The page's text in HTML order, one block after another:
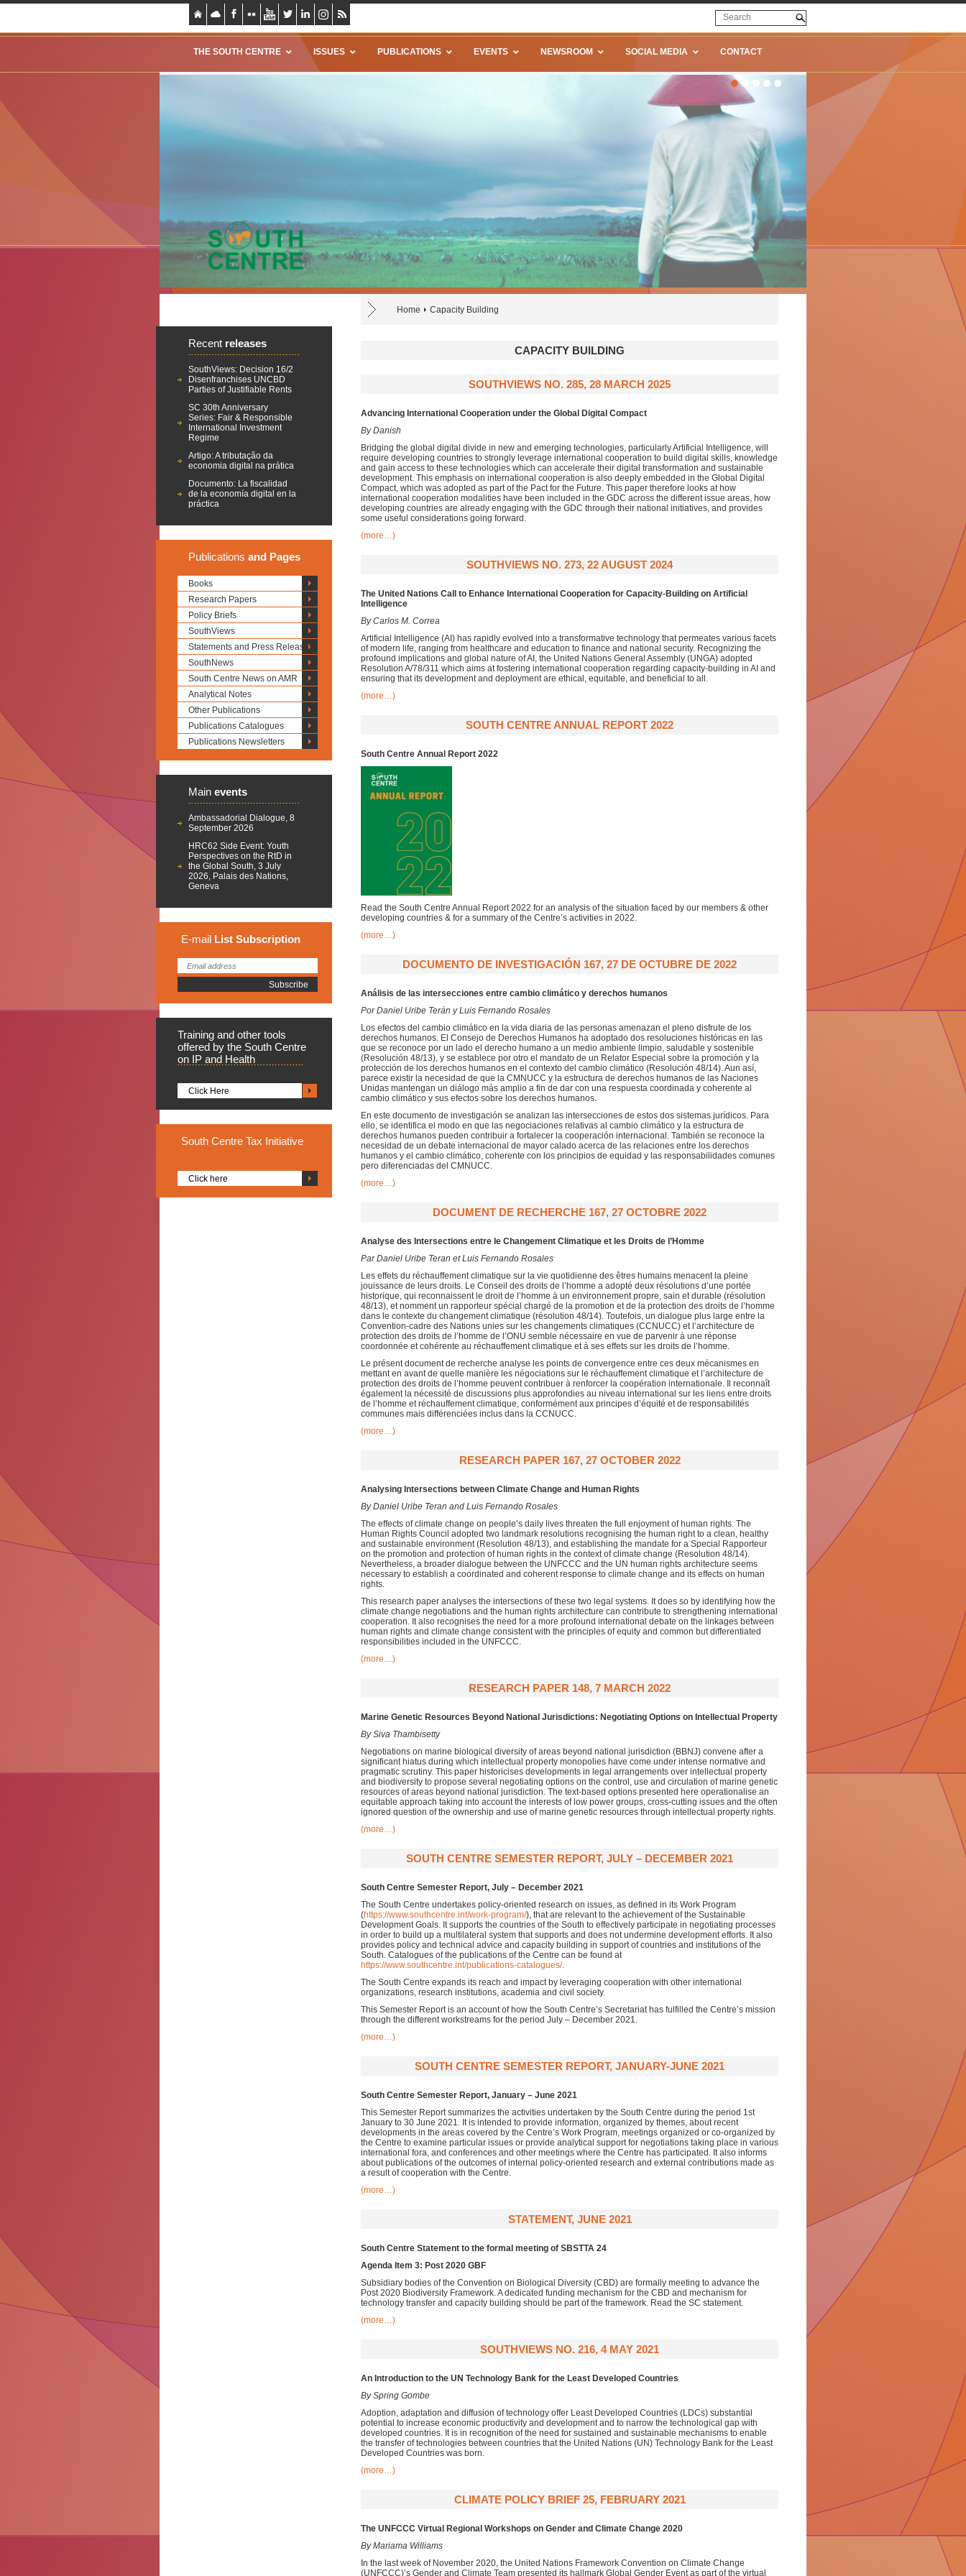
THE SOUTH CENTRE ISSUES PUBLICATIONS EVENTS NEWSROOM SOCIAL MEDIA CONTACT
Home Capacity Building
Recent releases
SouthViews: Decision 16/2
Disenfranchises UNCBD
Parties of Justifiable Rents
SC 30th Anniversary
Series: Fair & Responsible
International Investment
Regime
Artigo: A tributação da
economia digital na prática
Documento: La fiscalidad
de la economía digital en la
práctica
Publications and Pages
Books
Research Papers
Policy Briefs
SouthViews
Statements and Press Releases
SouthNews
South Centre News on AMR
Analytical Notes
Other Publications
Publications Catalogues
Publications Newsletters
Main events
Ambassadorial Dialogue, 8
September 2026
HRC62 Side Event: Youth
Perspectives on the RtD in
the Global South, 3 July
2026, Palais des Nations,
Geneva
E-mail List Subscription
Training and other tools
offered by the South Centre
on IP and Health
Click Here
South Centre Tax Initiative
Click here
CAPACITY BUILDING
SOUTHVIEWS NO. 285, 28 MARCH 2025
Advancing International Cooperation under the Global Digital Compact
By Danish
Bridging the global digital divide in new and emerging technologies, particularly Artificial Intelligence, will
require developing countries to strongly leverage international cooperation to build digital skills, knowledge
and gain access to these technologies which can accelerate their digital transformation and sustainable
development. This emphasis on international cooperation is also deeply embedded in the Global Digital
Compact, which was adopted as part of the Pact for the Future. This paper therefore looks at how
international cooperation modalities have been included in the GDC across the different issue areas, how
developing countries are already engaging with the GDC through their national initiatives, and provides
some useful considerations going forward.
(more…)
SOUTHVIEWS NO. 273, 22 AUGUST 2024
The United Nations Call to Enhance International Cooperation for Capacity-Building on Artificial
Intelligence
By Carlos M. Correa
Artificial Intelligence (AI) has rapidly evolved into a transformative technology that permeates various facets
of modern life, ranging from healthcare and education to finance and national security. Recognizing the
profound implications and global nature of AI, the United Nations General Assembly (UNGA) adopted
Resolution A/78/311 which aims at fostering international cooperation regarding capacity-building in AI and
ensuring that its development and deployment are ethical, equitable, and beneficial to all.
(more…)
SOUTH CENTRE ANNUAL REPORT 2022
South Centre Annual Report 2022
Read the South Centre Annual Report 2022 for an analysis of the situation faced by our members & other
developing countries & for a summary of the Centre’s activities in 2022.
(more…)
DOCUMENTO DE INVESTIGACIÓN 167, 27 DE OCTUBRE DE 2022
Análisis de las intersecciones entre cambio climático y derechos humanos
Por Daniel Uribe Terán y Luis Fernando Rosales
Los efectos del cambio climático en la vida diaria de las personas amenazan el pleno disfrute de los
derechos humanos. El Consejo de Derechos Humanos ha adoptado dos resoluciones históricas en las
que se reconoce por un lado el derecho humano a un medio ambiente limpio, saludable y sostenible
(Resolución 48/13), y se establece por otro el mandato de un Relator Especial sobre la promoción y la
protección de los derechos humanos en el contexto del cambio climático (Resolución 48/14). Aun así,
parece existir la necesidad de que la CMNUCC y la estructura de derechos humanos de las Naciones
Unidas mantengan un diálogo más amplio a fin de dar con una respuesta coordinada y coherente al
cambio climático y sus efectos sobre los derechos humanos.
En este documento de investigación se analizan las intersecciones de estos dos sistemas jurídicos. Para
ello, se identifica el modo en que las negociaciones relativas al cambio climático y la estructura de
derechos humanos pueden contribuir a fortalecer la cooperación internacional. También se reconoce la
necesidad de un debate internacional de mayor calado acerca de las relaciones entre los derechos
humanos y el cambio climático, coherente con los principios de equidad y las responsabilidades comunes
pero diferenciadas del CMNUCC.
(more…)
DOCUMENT DE RECHERCHE 167, 27 OCTOBRE 2022
Analyse des Intersections entre le Changement Climatique et les Droits de l’Homme
Par Daniel Uribe Teran et Luis Fernando Rosales
Les effets du réchauffement climatique sur la vie quotidienne des êtres humains menacent la pleine
jouissance de leurs droits. Le Conseil des droits de l’homme a adopté deux résolutions d’une portée
historique, qui reconnaissent le droit de l’homme à un environnement propre, sain et durable (résolution
48/13), et nomment un rapporteur spécial chargé de la promotion et de la protection des droits de l’homme
dans le contexte du changement climatique (résolution 48/14). Toutefois, un dialogue plus large entre la
Convention-cadre des Nations unies sur les changements climatiques (CCNUCC) et l’architecture de
protection des droits de l’homme de l’ONU semble nécessaire en vue de parvenir à une réponse
coordonnée et cohérente au réchauffement climatique et à ses effets sur les droits de l’homme.
Le présent document de recherche analyse les points de convergence entre ces deux mécanismes en
mettant en avant de quelle manière les négociations sur le réchauffement climatique et l’architecture de
protection des droits de l’homme peuvent contribuer à renforcer la coopération internationale. Il reconnaît
également la nécessité de discussions plus approfondies au niveau international sur les liens entre droits
de l’homme et réchauffement climatique, conformément aux principes d’équité et de responsabilités
communes mais différenciées inclus dans la CCNUCC.
(more…)
RESEARCH PAPER 167, 27 OCTOBER 2022
Analysing Intersections between Climate Change and Human Rights
By Daniel Uribe Teran and Luis Fernando Rosales
The effects of climate change on people’s daily lives threaten the full enjoyment of human rights. The
Human Rights Council adopted two landmark resolutions recognising the human right to a clean, healthy
and sustainable environment (Resolution 48/13), and establishing the mandate for a Special Rapporteur
on the promotion and protection of human rights in the context of climate change (Resolution 48/14).
Nevertheless, a broader dialogue between the UNFCCC and the UN human rights architecture seems
necessary to establish a coordinated and coherent response to climate change and its effects on human
rights.
This research paper analyses the intersections of these two legal systems. It does so by identifying how the
climate change negotiations and the human rights architecture can contribute to strengthening international
cooperation. It also recognises the need for a more profound international debate on the linkages between
human rights and climate change consistent with the principles of equity and common but differentiated
responsibilities included in the UNFCCC.
(more…)
RESEARCH PAPER 148, 7 MARCH 2022
Marine Genetic Resources Beyond National Jurisdictions: Negotiating Options on Intellectual Property
By Siva Thambisetty
Negotiations on marine biological diversity of areas beyond national jurisdiction (BBNJ) convene after a
significant hiatus during which intellectual property monopolies have come under intense normative and
pragmatic scrutiny. This paper historicises developments in legal arrangements over intellectual property
and biodiversity to propose several negotiating options on the control, use and circulation of marine genetic
resources of areas beyond national jurisdiction. The text-based options presented here operationalise an
equitable approach taking into account the interests of low power groups, cross-cutting issues and the often
ignored question of the ownership and use of marine genetic resources through intellectual property rights.
(more…)
SOUTH CENTRE SEMESTER REPORT, JULY – DECEMBER 2021
South Centre Semester Report, July – December 2021
The South Centre undertakes policy-oriented research on issues, as defined in its Work Program
(https://www.southcentre.int/work-program/), that are relevant to the achievement of the Sustainable
Development Goals. It supports the countries of the South to effectively participate in negotiating processes
in order to build up a multilateral system that supports and does not undermine development efforts. It also
provides policy and technical advice and capacity building in support of countries and institutions of the
South. Catalogues of the publications of the Centre can be found at
https://www.southcentre.int/publications-catalogues/.
The South Centre expands its reach and impact by leveraging cooperation with other international
organizations, research institutions, academia and civil society.
This Semester Report is an account of how the South Centre’s Secretariat has fulfilled the Centre’s mission
through the different workstreams for the period July – December 2021.
(more…)
SOUTH CENTRE SEMESTER REPORT, JANUARY-JUNE 2021
South Centre Semester Report, January – June 2021
This Semester Report summarizes the activities undertaken by the South Centre during the period 1st
January to 30 June 2021. It is intended to provide information, organized by themes, about recent
developments in the areas covered by the Centre’s Work Program, meetings organized or co-organized by
the Centre to examine particular issues or provide analytical support for negotiations taking place in various
international fora, and conferences and other meetings where the Centre has participated. It also informs
about publications of the outcomes of internal policy-oriented research and external contributions made as
a result of cooperation with the Centre.
(more…)
STATEMENT, JUNE 2021
South Centre Statement to the formal meeting of SBSTTA 24
Agenda Item 3: Post 2020 GBF
Subsidiary bodies of the Convention on Biological Diversity (CBD) are formally meeting to advance the
Post 2020 Biodiversity Framework. A dedicated funding mechanism for the CBD and mechanism for
technology transfer and capacity building should be part of the framework. Read the SC statement.
(more…)
SOUTHVIEWS NO. 216, 4 MAY 2021
An Introduction to the UN Technology Bank for the Least Developed Countries
By Spring Gombe
Adoption, adaptation and diffusion of technology offer Least Developed Countries (LDCs) substantial
potential to increase economic productivity and development and to narrow the technological gap with
developed countries. It is in recognition of the need for sustained and sustainable mechanisms to enable
the transfer of technologies between countries that the United Nations (UN) Technology Bank for the Least
Developed Countries was born.
(more…)
CLIMATE POLICY BRIEF 25, FEBRUARY 2021
The UNFCCC Virtual Regional Workshops on Gender and Climate Change 2020
By Mariama Williams
In the last week of November 2020, the United Nations Framework Convention on Climate Change
(UNFCCC)’s Gender and Climate Team presented its hallmark Global Gender Event as part of the virtual